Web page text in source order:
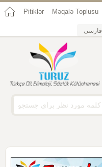
Pitiklər Məqalə Toplusu
فارسی